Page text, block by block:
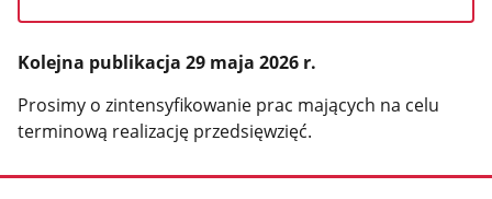
Kolejna publikacja 29 maja 2026 r.
Prosimy o zintensyfikowanie prac mających na celu
terminową realizację przedsięwzięć.